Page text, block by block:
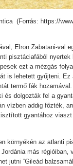
(Forrás: https://
Elron Zabatani-val
pisztáciafából
ezt a mézgás
is lehetett gyűjteni.
termő fák
és dolgozták fel a
vízben addig főzték,
gyantához
környékén az atlanti
más régióiban,
jutni “Gileád